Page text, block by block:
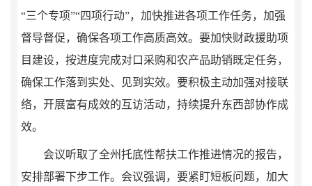
“三个专项”“四项行动”，加快推进各项工作任务，加强
督导督促，确保各项工作高质高效。要加快财政援助项
目建设，按进度完成对口采购和农产品助销既定任务，
确保工作落到实处、见到实效。要积极主动加强对接联
络，开展富有成效的互访活动，持续提升东西部协作成
效。
会议听取了全州托底性帮扶工作推进情况的报告，
安排部署下步工作。会议强调，要紧盯短板问题，加大